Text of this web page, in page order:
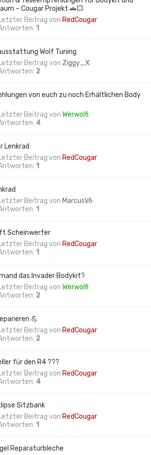
– Cougar Projekt 🚗💥
Beitrag von RedCougar
1
Wolf Tuning
Beitrag von Ziggy_X
2
von euch zu noch Erhältlichen Body
Beitrag von Werwolfi
4
Lenkrad
Beitrag von RedCougar
1
Beitrag von MarcusV6
1
Scheinwerfer
Beitrag von RedCougar
1
das Invader Bodykit?
Beitrag von Werwolfi
2
💪
Beitrag von RedCougar
2
für den R4 ???
Beitrag von RedCougar
4
Sitzbank
Beitrag von RedCougar
1
Reparaturbleche